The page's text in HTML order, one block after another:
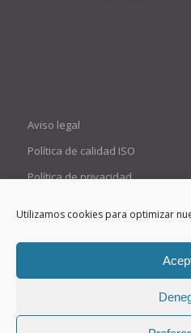
Utilizamos cookies para optimizar
Aviso legal
Política de calidad ISO
Política de privacidad